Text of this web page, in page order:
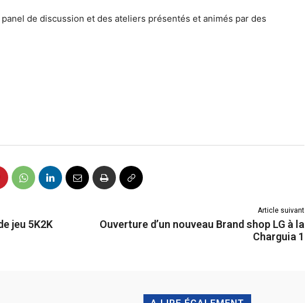
de discussion et des ateliers présentés et animés par des
jeu 5K2K
Article suivant
Ouverture d’un nouveau Brand shop LG à la
Charguia 1